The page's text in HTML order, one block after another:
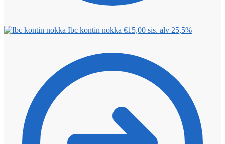
Ibc kontin nokka €15,00 sis. alv 25,5%